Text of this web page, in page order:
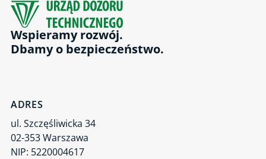
Wspieramy rozwój.
Dbamy o bezpieczeństwo.
ADRES
ul. Szczęśliwicka 34
02-353 Warszawa
NIP: 5220004617